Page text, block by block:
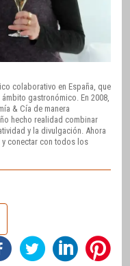
colaborativo en España, que
gastronómico. En 2008,
& Cía de manera
hecho realidad combinar
y la divulgación. Ahora
conectar con todos los